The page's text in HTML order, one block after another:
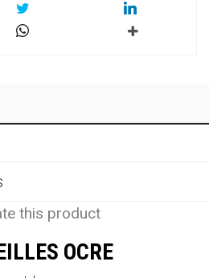
this product
OCRE